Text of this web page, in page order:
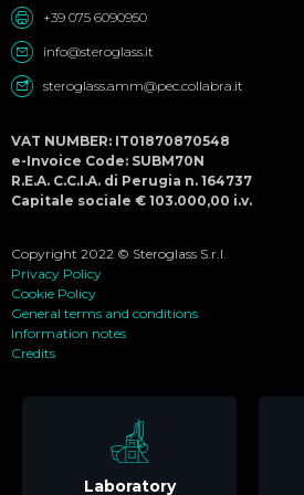
+39 075 6090950
info@steroglass.it
steroglass.amm@pec.collabra.it
VAT NUMBER: IT01870870548
e-Invoice Code: SUBM70N
R.E.A. C.C.I.A. di Perugia n. 164737
Capitale sociale € 103.000,00 i.v.
Copyright 2022 © Steroglass S.r.l.
Privacy Policy
Cookie Policy
General terms and conditions
Information notes
Credits
Laboratory